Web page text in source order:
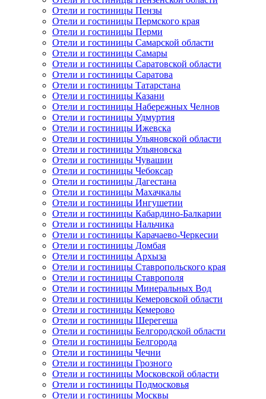
Отели и гостиницы Пензы
Отели и гостиницы Пермского края
Отели и гостиницы Перми
Отели и гостиницы Самарской области
Отели и гостиницы Самары
Отели и гостиницы Саратовской области
Отели и гостиницы Саратова
Отели и гостиницы Татарстана
Отели и гостиницы Казани
Отели и гостиницы Набережных Челнов
Отели и гостиницы Удмуртия
Отели и гостиницы Ижевска
Отели и гостиницы Ульяновской области
Отели и гостиницы Ульяновска
Отели и гостиницы Чувашии
Отели и гостиницы Чебоксар
Отели и гостиницы Дагестана
Отели и гостиницы Махачкалы
Отели и гостиницы Ингушетии
Отели и гостиницы Кабардино-Балкарии
Отели и гостиницы Нальчика
Отели и гостиницы Карачаево-Черкесии
Отели и гостиницы Домбая
Отели и гостиницы Архыза
Отели и гостиницы Ставропольского края
Отели и гостиницы Ставрополя
Отели и гостиницы Минеральных Вод
Отели и гостиницы Кемеровской области
Отели и гостиницы Кемерово
Отели и гостиницы Шерегеша
Отели и гостиницы Белгородской области
Отели и гостиницы Белгорода
Отели и гостиницы Чечни
Отели и гостиницы Грозного
Отели и гостиницы Московской области
Отели и гостиницы Подмосковья
Отели и гостиницы Москвы